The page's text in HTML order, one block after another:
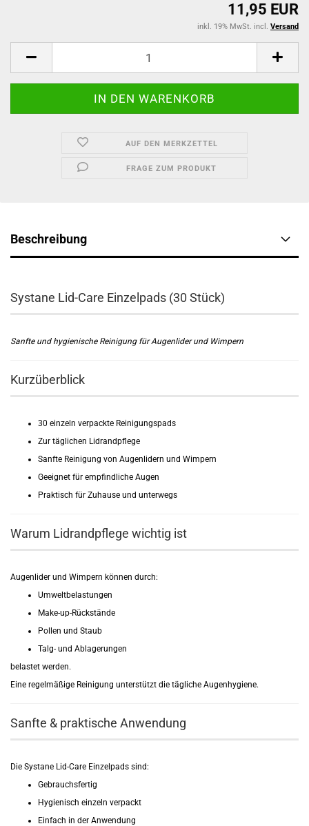
11,95 EUR
inkl. 19% MwSt. incl. Versand
AUF DEN MERKZETTEL
FRAGE ZUM PRODUKT
Beschreibung
Systane Lid-Care Einzelpads (30 Stück)
Sanfte und hygienische Reinigung für Augenlider und Wimpern
Kurzüberblick
30 einzeln verpackte Reinigungspads
Zur täglichen Lidrandpflege
Sanfte Reinigung von Augenlidern und Wimpern
Geeignet für empfindliche Augen
Praktisch für Zuhause und unterwegs
Warum Lidrandpflege wichtig ist
Augenlider und Wimpern können durch:
Umweltbelastungen
Make-up-Rückstände
Pollen und Staub
Talg- und Ablagerungen
belastet werden.
Eine regelmäßige Reinigung unterstützt die tägliche Augenhygiene.
Sanfte & praktische Anwendung
Die Systane Lid-Care Einzelpads sind:
Gebrauchsfertig
Hygienisch einzeln verpackt
Einfach in der Anwendung